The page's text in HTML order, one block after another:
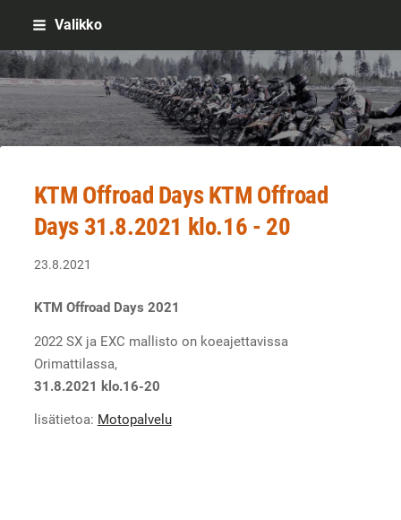
Siirry
sisältöön
Valikko
Sivuston etusivulle
KTM Offroad Days KTM Offroad
Days 31.8.2021 klo.16 - 20
23.8.2021
KTM Offroad Days 2021
2022 SX ja EXC mallisto on koeajettavissa
Orimattilassa,
31.8.2021 klo.16-20
lisätietoa: Motopalvelu